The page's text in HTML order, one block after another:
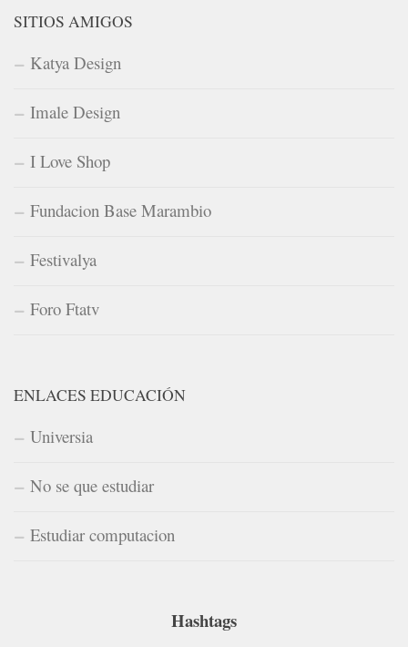
SITIOS AMIGOS
Katya Design
Imale Design
I Love Shop
Fundacion Base Marambio
Festivalya
Foro Ftatv
ENLACES EDUCACIÓN
Universia
No se que estudiar
Estudiar computacion
Hashtags